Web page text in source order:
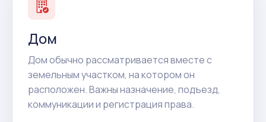
Дом
Дом обычно рассматривается вместе с
земельным участком, на котором он
расположен. Важны назначение, подъезд,
коммуникации и регистрация права.